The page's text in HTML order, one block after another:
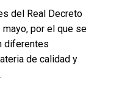
del Real Decreto
por el que se
diferentes
de calidad y